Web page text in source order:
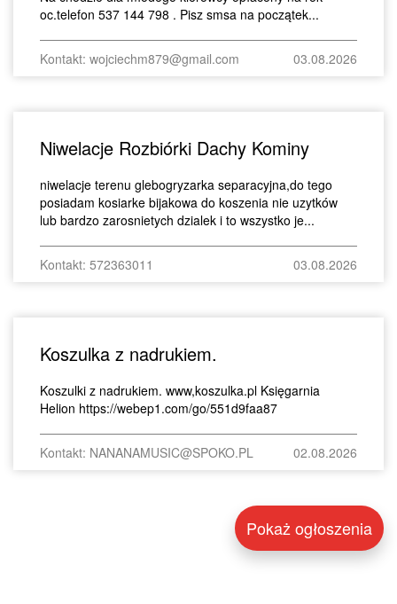
oc.telefon 537 144 798 . Pisz smsa na początek...
Kontakt: wojciechm879@gmail.com 03.08.2026
Niwelacje Rozbiórki Dachy Kominy
niwelacje terenu glebogryzarka separacyjna,do tego
posiadam kosiarke bijakowa do koszenia nie uzytków
lub bardzo zarosnietych dzialek i to wszystko je...
Kontakt: 572363011 03.08.2026
Koszulka z nadrukiem.
Koszulki z nadrukiem. www,koszulka.pl Księgarnia
Helion https://webep1.com/go/551d9faa87
Kontakt: NANANAMUSIC@SPOKO.PL 02.08.2026
Pokaż ogłoszenia